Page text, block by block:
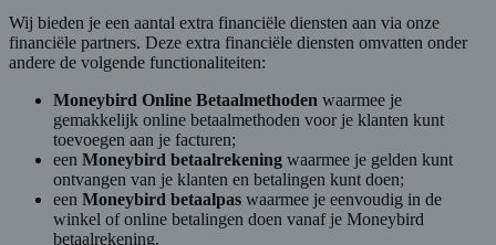
Wij bieden je een aantal extra financiële diensten aan via onze
financiële partners. Deze extra financiële diensten omvatten onder
andere de volgende functionaliteiten:
Moneybird Online Betaalmethoden waarmee je
gemakkelijk online betaalmethoden voor je klanten kunt
toevoegen aan je facturen;
een Moneybird betaalrekening waarmee je gelden kunt
ontvangen van je klanten en betalingen kunt doen;
een Moneybird betaalpas waarmee je eenvoudig in de
winkel of online betalingen doen vanaf je Moneybird
betaalrekening.